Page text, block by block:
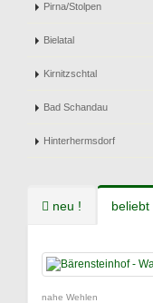
Pirna/Stolpen
Bielatal
Kirnitzschtal
Bad Schandau
Hinterhermsdorf
neu ! beliebt
nahe Wehlen